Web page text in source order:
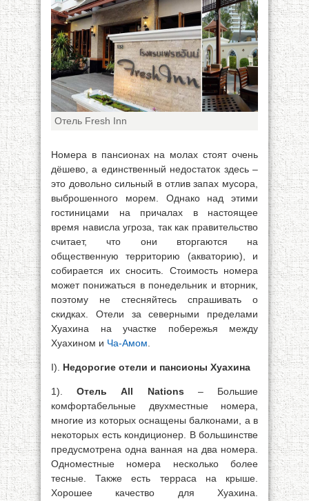
Отель Fresh Inn
Номера в пансионах на молах стоят очень
дёшево, а единственный недостаток здесь –
это довольно сильный в отлив запах мусора,
выброшенного морем. Однако над этими
гостиницами на причалах в настоящее
время нависла угроза, так как правительство
считает, что они вторгаются на
общественную территорию (акваторию), и
собирается их сносить. Стоимость номера
может понижаться в понедельник и вторник,
поэтому не стесняйтесь спрашивать о
скидках. Отели за северными пределами
Хуахина на участке побережья между
Хуахином и Ча-Амом
I). Недорогие отели и пансионы Хуахина
1).Отель All Nations – Большие
комфортабельные двухместные номера,
многие из которых оснащены балконами, а в
некоторых есть кондиционер. В большинстве
предусмотрена одна ванная на два номера.
Одноместные номера несколько более
тесные. Также есть терраса на крыше.
Хорошее качество для Хуахина.